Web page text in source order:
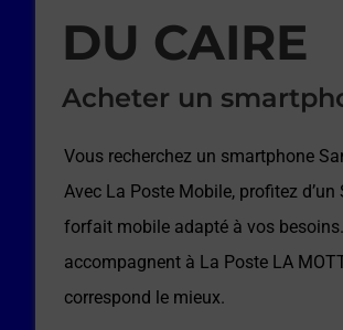
DU CAIRE
Acheter un
Vous recherchez un smartphone
Avec La Poste Mobile, profitez
forfait mobile adapté à vos
accompagnent à La Poste LA
correspond le mieux.